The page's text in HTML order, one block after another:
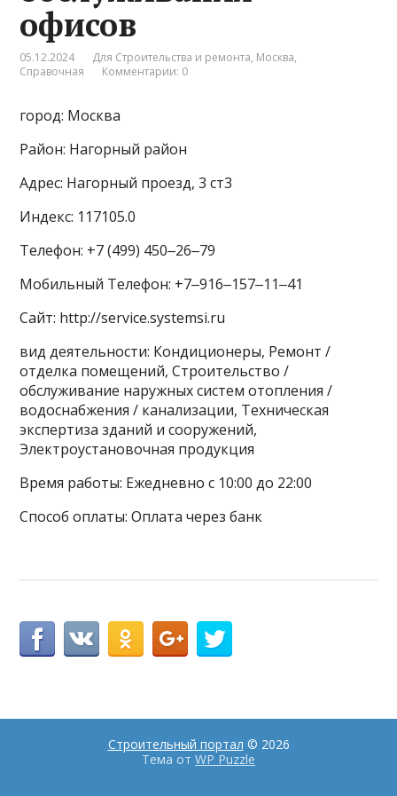
офисов
05.12.2024 Для Строительства и ремонта, Москва,
Справочная
Комментарии: 0
город: Москва
Район: Нагорный район
Адрес: Нагорный проезд, 3 ст3
Индекс: 117105.0
Телефон: +7 (499) 450‒26‒79
Мобильный Телефон: +7‒916‒157‒11‒41
Сайт: http://service.systemsi.ru
вид деятельности: Кондиционеры, Ремонт /
отделка помещений, Строительство /
обслуживание наружных систем отопления /
водоснабжения / канализации, Техническая
экспертиза зданий и сооружений,
Электроустановочная продукция
Время работы: Ежедневно с 10:00 до 22:00
Способ оплаты: Оплата через банк
Строительный портал © 2026
Тема от WP Puzzle